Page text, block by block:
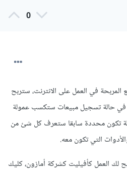
0
في العمل على الانترنت، ستربح
حالة تسجيل مبيعات ستكسب عمولة
تكون محددة سابقا ستعرف كل شئ من
التي تكون معه.
لك العمل كأفيليت كشركة أمازون، كليك